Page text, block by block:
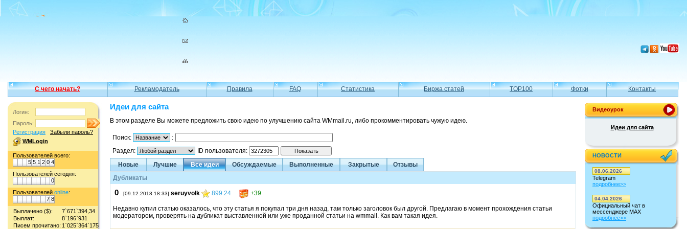
С чего начать? Рекламодатель Правила FAQ Статистика Биржа статей TOP100 Фотки Контакты
Логин:
Пароль:
Регистрация
Забыли пароль?
WMLogin
Пользователей всего:
5 5 1 2 0 4
Пользователей сегодня:
0
Пользователей online:
7 8
Выплачено ($):
7`671`394,34
Выплат:
8`196`931
Писем прочитано: 1`025`364`175
Идеи для сайта
В этом разделе Вы можете предложить свою идею по улучшению сайта WMmail.ru, либо прокомментировать чужую идею.
Поиск:
:
Раздел:
ID пользователя:
Новые
Лучшие Все идеи Обсуждаемые Выполненные Закрытые
Отзывы
Дубликаты
0 [09.12.2018 18:33] seruyvolk 899.24 +39
Недавно купил статью оказалось, что эту статья я покупал три дня назад, там только заголовок был другой. Предлагаю в момент прохождения статьи
модератором, проверять на дубликат выставленной или уже проданной статьи на wmmail. Как вам такая идея.
Видеоурок
Идеи для сайта
НОВОСТИ
08.06.2026
Telegram
подробнее>>
04.04.2026
Официальный чат в
мессенджере MAX
подробнее>>